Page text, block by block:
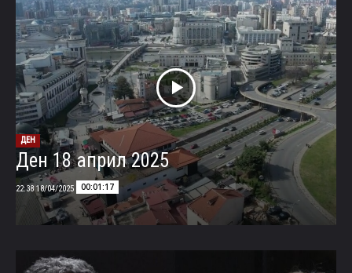
ДЕН
Ден 18 април 2025
00:01:17
18/04/2025 22:38